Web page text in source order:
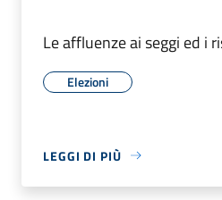
Le affluenze ai seggi ed i
Elezioni
LEGGI DI PIÙ